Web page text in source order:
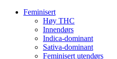
Feminisert
Høy THC
Innendørs
Indica-dominant
Sativa-dominant
Feminisert utendørs